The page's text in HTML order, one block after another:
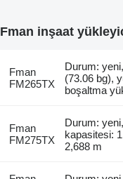
Fman inşaat
Fman
FM265TX
Durum:
(73.06 bg),
boşaltma
Fman
FM275TX
Durum:
kapasitesi:
2,688 m